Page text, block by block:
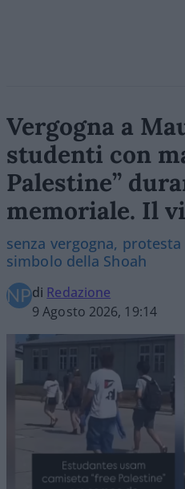
Vergogna a
studenti con
Palestine”
memoriale. Il
senza vergogna,
simbolo della Shoah
di Redazione
9 Agosto 2026, 19:14